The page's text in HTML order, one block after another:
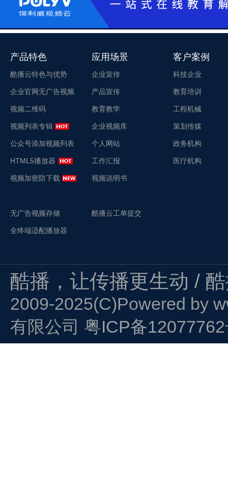
产品特色
酷播云特色与优势
企业官网无广告视频
视频二维码
视频列表专辑
公众号添加视频列表
HTML5播放器
视频加密防下载
无广告视频存储
全终端适配播放器
应用场景
企业宣传
产品宣传
教育教学
企业视频库
个人网站
工作汇报
视频说明书
酷播云工单提交
客户案例
科技企业
教育培训
工程机械
策划传媒
政务机构
医疗机构
酷播，让传播更生动 /
2009-2025(C)Powered by
有限公司 粤ICP备